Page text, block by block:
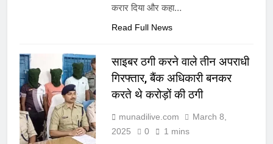
करार दिया और कहा…
Read Full News
साइबर ठगी करने वाले तीन अपराधी
गिरफ्तार, बैंक अधिकारी बनकर
करते थे करोड़ों की ठगी
munadilive.com
March 8,
2025
0 1 mins